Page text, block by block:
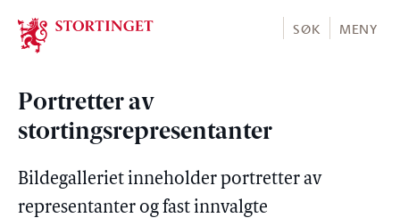
Stortinget.no
SØK MENY
Portretter av
stortingsrepresentanter
Bildegalleriet inneholder portretter av
representanter og fast innvalgte